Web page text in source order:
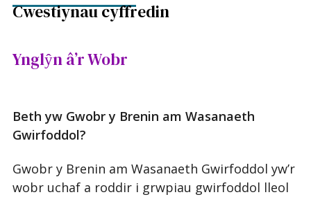
Cwestiynau cyffredin
Ynglŷn â’r Wobr
Beth yw Gwobr y Brenin am Wasanaeth
Gwirfoddol?
Gwobr y Brenin am Wasanaeth Gwirfoddol yw’r
wobr uchaf a roddir i grwpiau gwirfoddol lleol